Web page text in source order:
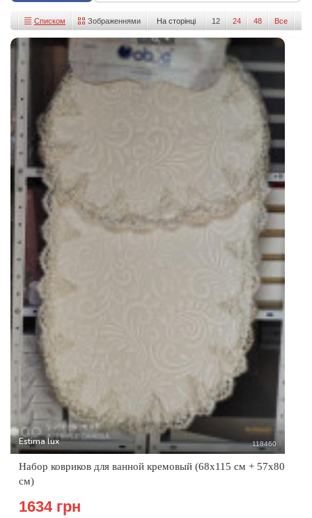
На сторінці 12 24 48 Все
Списком Зображеннями
Estima lux 118460
Набор ковриков для ванной кремовый (68x115 см + 57x80
см)
1634 грн